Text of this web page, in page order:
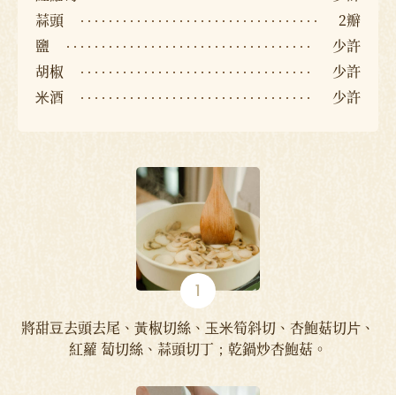
蒜頭
2瓣
鹽
少許
胡椒
少許
⽶酒
少許
將甜⾖去頭去尾、⿈椒切絲、⽟⽶筍斜切、杏鮑菇切⽚、
紅蘿 蔔切絲、蒜頭切丁；乾鍋炒杏鮑菇。